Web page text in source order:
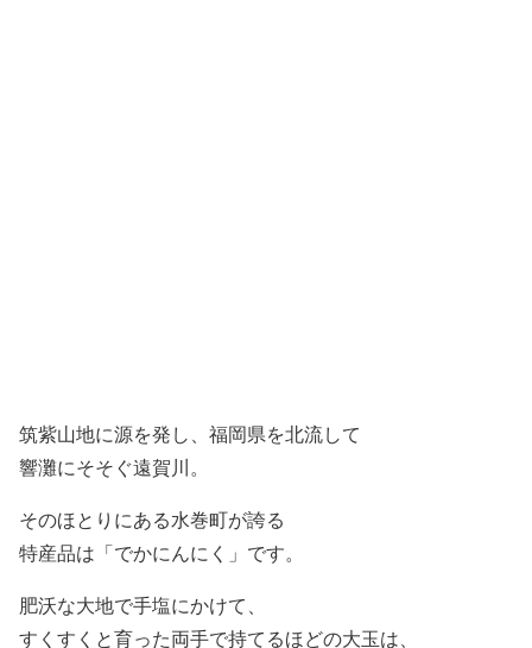
筑紫山地に源を発し、福岡県を北流して
響灘にそそぐ遠賀川。
そのほとりにある水巻町が誇る
特産品は「でかにんにく」です。
肥沃な大地で手塩にかけて、
すくすくと育った両手で持てるほどの大玉は、